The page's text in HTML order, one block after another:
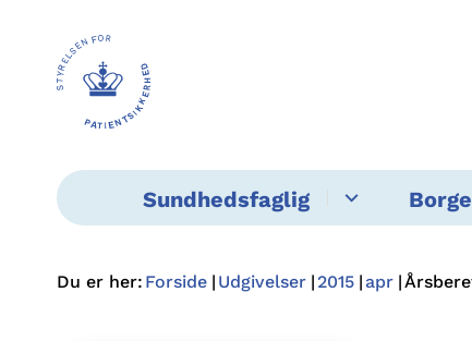
Sundhedsfaglig
Du er her: Forside Udgivelser 2015 apr